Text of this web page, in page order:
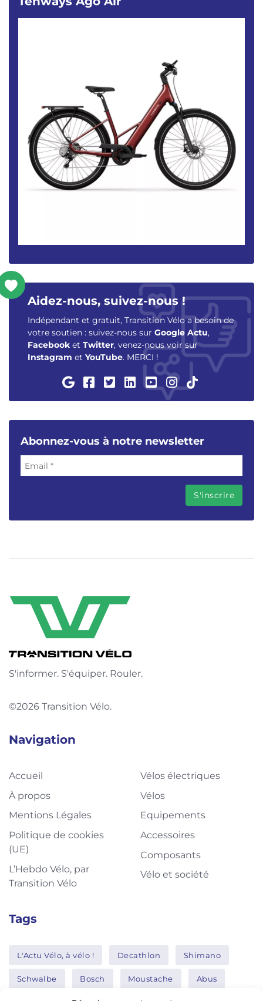
Aidez-nous, suivez-nous !
Indépendant et gratuit, Transition Vélo a besoin de
votre soutien : suivez-nous sur Google Actu,
Facebook et Twitter, venez-nous voir sur
Instagram et YouTube. MERCI !
Abonnez-vous à notre newsletter
S'informer. S'équiper. Rouler.
©2026 Transition Vélo.
Navigation
Accueil
À propos
Mentions Légales
Politique de cookies
(UE)
L’Hebdo Vélo, par
Transition Vélo
Vélos électriques
Vélos
Equipements
Accessoires
Composants
Vélo et société
Tags
L'Actu Vélo, à vélo ! Decathlon Shimano
Schwalbe Bosch Moustache Abus